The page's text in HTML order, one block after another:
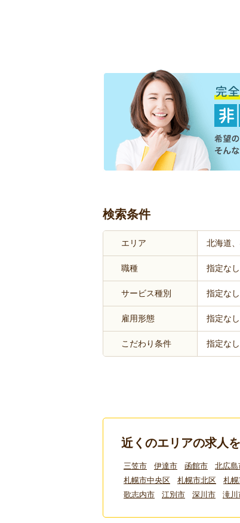
検索条件
エリア 北海道
職種 指定なし
サービス種別 指定なし
雇用形態 指定なし
こだわり条件 指定なし
近くのエリアの求人
三笠市 伊達市 函館市 北広島
札幌市中央区
札幌市北区 札
歌志内市
江別市 深川市 滝川